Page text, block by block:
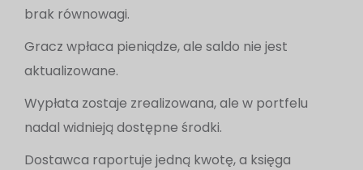
brak równowagi.
Gracz wpłaca pieniądze, ale saldo nie jest
aktualizowane.
Wypłata zostaje zrealizowana, ale w portfelu
nadal widnieją dostępne środki.
Dostawca raportuje jedną kwotę, a księga